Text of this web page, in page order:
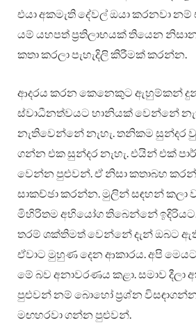
එයා අකමැති දේවල් ඔයා කරනවා
යම් යහපත් ප්‍රතිලාභයක් තියෙන
කතා කරලා පැහැදිලි කිරීමක් කරන්න.
ආදරය කරන කෙනෙකුට ඇහුම්කන්
ස්වාධීනත්වයට හානියක් වෙන්නේ
නැතිවෙන්නේ නැහැ. තනිකම සුන්දර
ගන්න එක සුන්දර නැහැ. එයින් එක්
වෙන්න පුළුවන්. ඒ නිසා කතාබහ
සාකච්ඡා කරන්න. මුලින් සඳහන් කලා
මිහිරිතම අභියෝග තිබෙන්නේ
තරම් ශක්තිමත් වෙන්නේ දැන් ඔබට
ඒවාට මුහුණ දෙන ආකාරය. අපි
මේ බව අනාවරණය කළා. සමාව දීලා
පුළුවන් නම් බොහෝ ප්‍රශ්න
මඟහරවා ගන්න පුළුවන්.